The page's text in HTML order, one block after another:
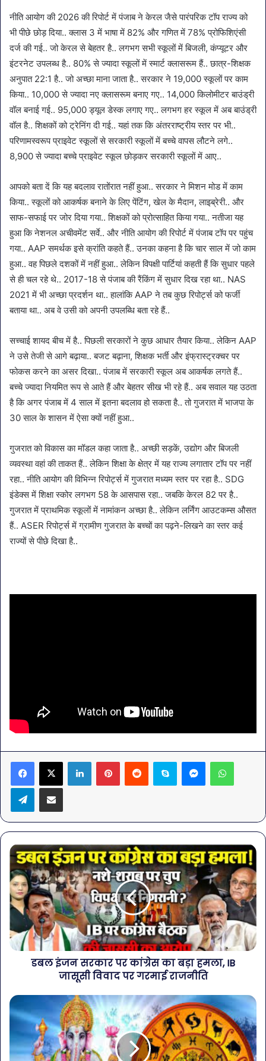
नीति आयोग की 2026 की रिपोर्ट में पंजाब ने केरल जैसे पारंपरिक टॉप राज्य को
भी पीछे छोड़ दिया.. क्लास 3 में भाषा में 82% और गणित में 78% प्रोफिशिएंसी
दर्ज की गई.. जो केरल से बेहतर है.. लगभग सभी स्कूलों में बिजली, कंप्यूटर और
इंटरनेट उपलब्ध है.. 80% से ज्यादा स्कूलों में स्मार्ट क्लासरूम हैं.. छात्र-शिक्षक
अनुपात 22:1 है.. जो अच्छा माना जाता है.. सरकार ने 19,000 स्कूलों पर काम
किया.. 10,000 से ज्यादा नए क्लासरूम बनाए गए.. 14,000 किलोमीटर बाउंड्री
वॉल बनाई गई.. 95,000 ड्यूल डेस्क लगाए गए.. लगभग हर स्कूल में अब बाउंड्री
वॉल है.. शिक्षकों को ट्रेनिंग दी गई.. यहां तक कि अंतरराष्ट्रीय स्तर पर भी..
परिणामस्वरूप प्राइवेट स्कूलों से सरकारी स्कूलों में बच्चे वापस लौटने लगे..
8,900 से ज्यादा बच्चे प्राइवेट स्कूल छोड़कर सरकारी स्कूलों में आए..
आपको बता दें कि यह बदलाव रातोंरात नहीं हुआ.. सरकार ने मिशन मोड में काम
किया.. स्कूलों को आकर्षक बनाने के लिए पेंटिंग, खेल के मैदान, लाइब्रेरी.. और
साफ-सफाई पर जोर दिया गया.. शिक्षकों को प्रोत्साहित किया गया.. नतीजा यह
हुआ कि नेशनल अचीवमेंट सर्वे.. और नीति आयोग की रिपोर्ट में पंजाब टॉप पर पहुंच
गया.. AAP समर्थक इसे क्रांति कहते हैं.. उनका कहना है कि चार साल में जो काम
हुआ.. वह पिछले दशकों में नहीं हुआ.. लेकिन विपक्षी पार्टियां कहती हैं कि सुधार पहले
से ही चल रहे थे.. 2017-18 से पंजाब की रैंकिंग में सुधार दिख रहा था.. NAS
2021 में भी अच्छा प्रदर्शन था.. हालांकि AAP ने तब कुछ रिपोर्ट्स को फर्जी
बताया था.. अब वे उसी को अपनी उपलब्धि बता रहे हैं..
सच्चाई शायद बीच में है.. पिछली सरकारों ने कुछ आधार तैयार किया.. लेकिन AAP
ने उसे तेजी से आगे बढ़ाया.. बजट बढ़ाना, शिक्षक भर्ती और इंफ्रास्ट्रक्चर पर
फोकस करने का असर दिखा.. पंजाब में सरकारी स्कूल अब आकर्षक लगते हैं..
बच्चे ज्यादा नियमित रूप से आते हैं और बेहतर सीख भी रहे हैं.. अब सवाल यह उठता
है कि अगर पंजाब में 4 साल में इतना बदलाव हो सकता है.. तो गुजरात में भाजपा के
30 साल के शासन में ऐसा क्यों नहीं हुआ..
गुजरात को विकास का मॉडल कहा जाता है.. अच्छी सड़कें, उद्योग और बिजली
व्यवस्था वहां की ताकत हैं.. लेकिन शिक्षा के क्षेत्र में यह राज्य लगातार टॉप पर नहीं
रहा.. नीति आयोग की विभिन्न रिपोर्ट्स में गुजरात मध्यम स्तर पर रहा है.. SDG
इंडेक्स में शिक्षा स्कोर लगभग 58 के आसपास रहा.. जबकि केरल 82 पर है..
गुजरात में प्राथमिक स्कूलों में नामांकन अच्छा है.. लेकिन लर्निंग आउटकम्स औसत
हैं.. ASER रिपोर्ट्स में ग्रामीण गुजरात के बच्चों का पढ़ने-लिखने का स्तर कई
राज्यों से पीछे दिखा है..
LinkedInPinterestReddit Skype Messenger
TelegramShare via Email
डबल इंजन सरकार पर कांग्रेस का बड़ा हमला, IB
जासूसी विवाद पर गरमाई राजनीति